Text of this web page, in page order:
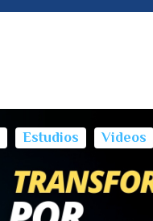
Estudios Videos